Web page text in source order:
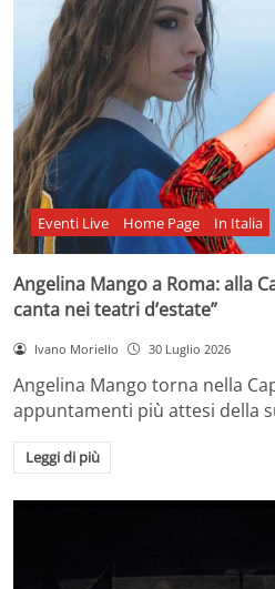
Eventi Live Home Page In Italia
Angelina Mango a Roma: alla
canta nei teatri d’estate”
Ivano Moriello 30 Luglio 2026
Angelina Mango torna nella
appuntamenti più attesi della
Leggi di più